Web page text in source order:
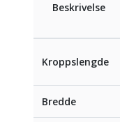
Beskrivelse
Kroppslengde
Bredde